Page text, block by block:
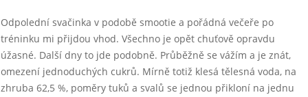
Odpolední svačinka v podobě smootie a pořádná večeře po
tréninku mi přijdou vhod. Všechno je opět chuťově opravdu
úžasné. Další dny to jde podobně. Průběžně se vážím a je znát,
omezení jednoduchých cukrů. Mírně totiž klesá tělesná voda, na
zhruba 62,5 %, poměry tuků a svalů se jednou přikloní na jednu